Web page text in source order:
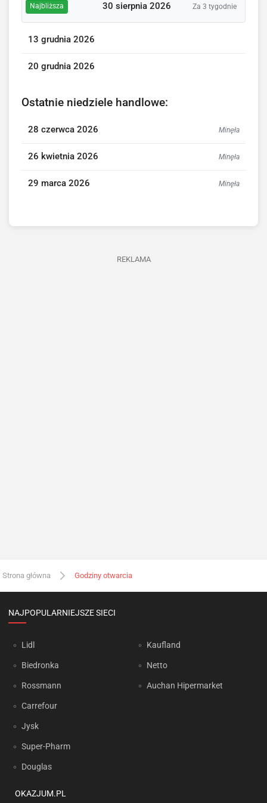
Najbliższa 30 sierpnia 2026 Za 3 tygodnie
13 grudnia 2026
20 grudnia 2026
Ostatnie niedziele handlowe:
28 czerwca 2026 Minęła
26 kwietnia 2026 Minęła
29 marca 2026 Minęła
REKLAMA
Strona główna Godziny otwarcia
NAJPOPULARNIEJSZE SIECI
Lidl
Biedronka
Rossmann
Carrefour
Jysk
Super-Pharm
Douglas
Kaufland
Netto
Auchan Hipermarket
OKAZJUM.PL